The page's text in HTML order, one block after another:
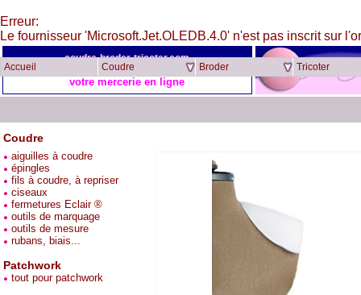
Erreur:
Le fournisseur 'Microsoft.Jet.OLEDB.4.0' n'est pas inscrit sur
coudre-broder-tricoter.com
votre mercerie en ligne
Accueil Coudre Broder Tricoter
Coudre
aiguilles à coudre
épingles
fils à coudre, à repriser
ciseaux
fermetures Eclair ®
outils de marquage
outils de mesure
rubans, biais...
Patchwork
tout pour patchwork